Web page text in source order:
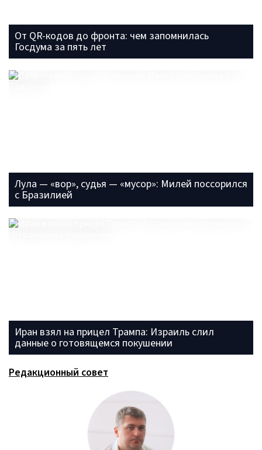
От QR-кодов до фронта: чем запомнилась
Госдума за пять лет
Лула — «вор», судья — «мусор»: Милей поссорился
с Бразилией
Иран взял на прицел Трампа: Израиль слил
данные о готовящемся покушении
Редакционный совет